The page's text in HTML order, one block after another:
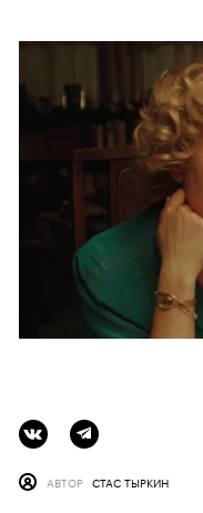
АВТОР СТАС ТЫРКИН